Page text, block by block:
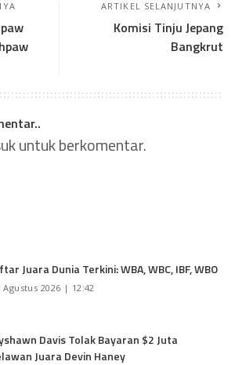
ARTIKEL SELANJUTNYA
Komisi Tinju Jepang
Bangkrut
untuk berkomentar.
Juara Dunia Terkini: WBA, WBC, IBF, WBO
Agustus 2026 | 12:42
Davis Tolak Bayaran $2 Juta
Juara Devin Haney